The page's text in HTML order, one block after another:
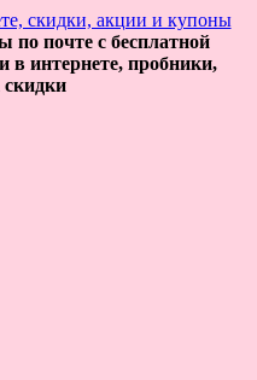
по почте с бесплатной
в интернете, пробники,